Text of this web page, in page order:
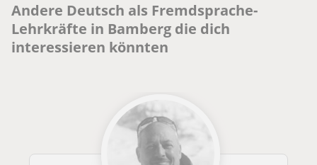
Andere Deutsch als Fremdsprache-
Lehrkräfte in Bamberg die dich
interessieren könnten